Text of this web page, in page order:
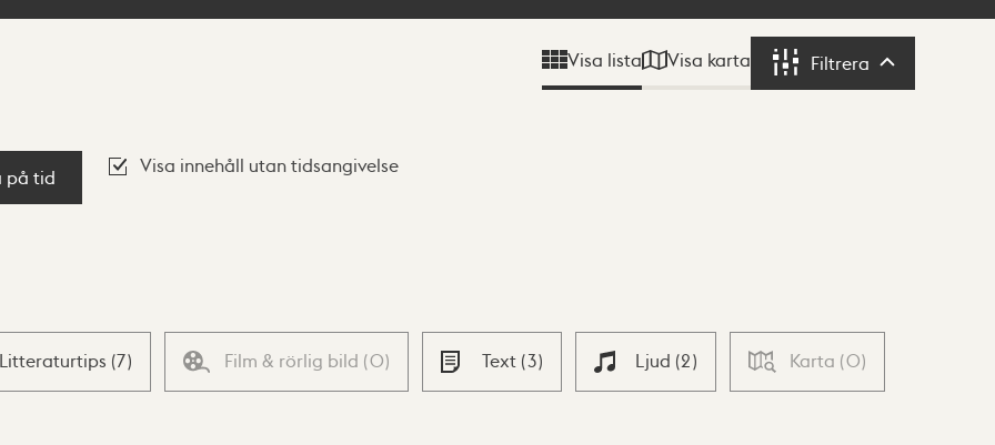
Visa lista Visa karta Filtrera Filtrera
på tid
Visa innehåll utan tidsangivelse
Litteraturtips (7) Film & rörlig bild (0) Text (3) Ljud (2) Karta (0)